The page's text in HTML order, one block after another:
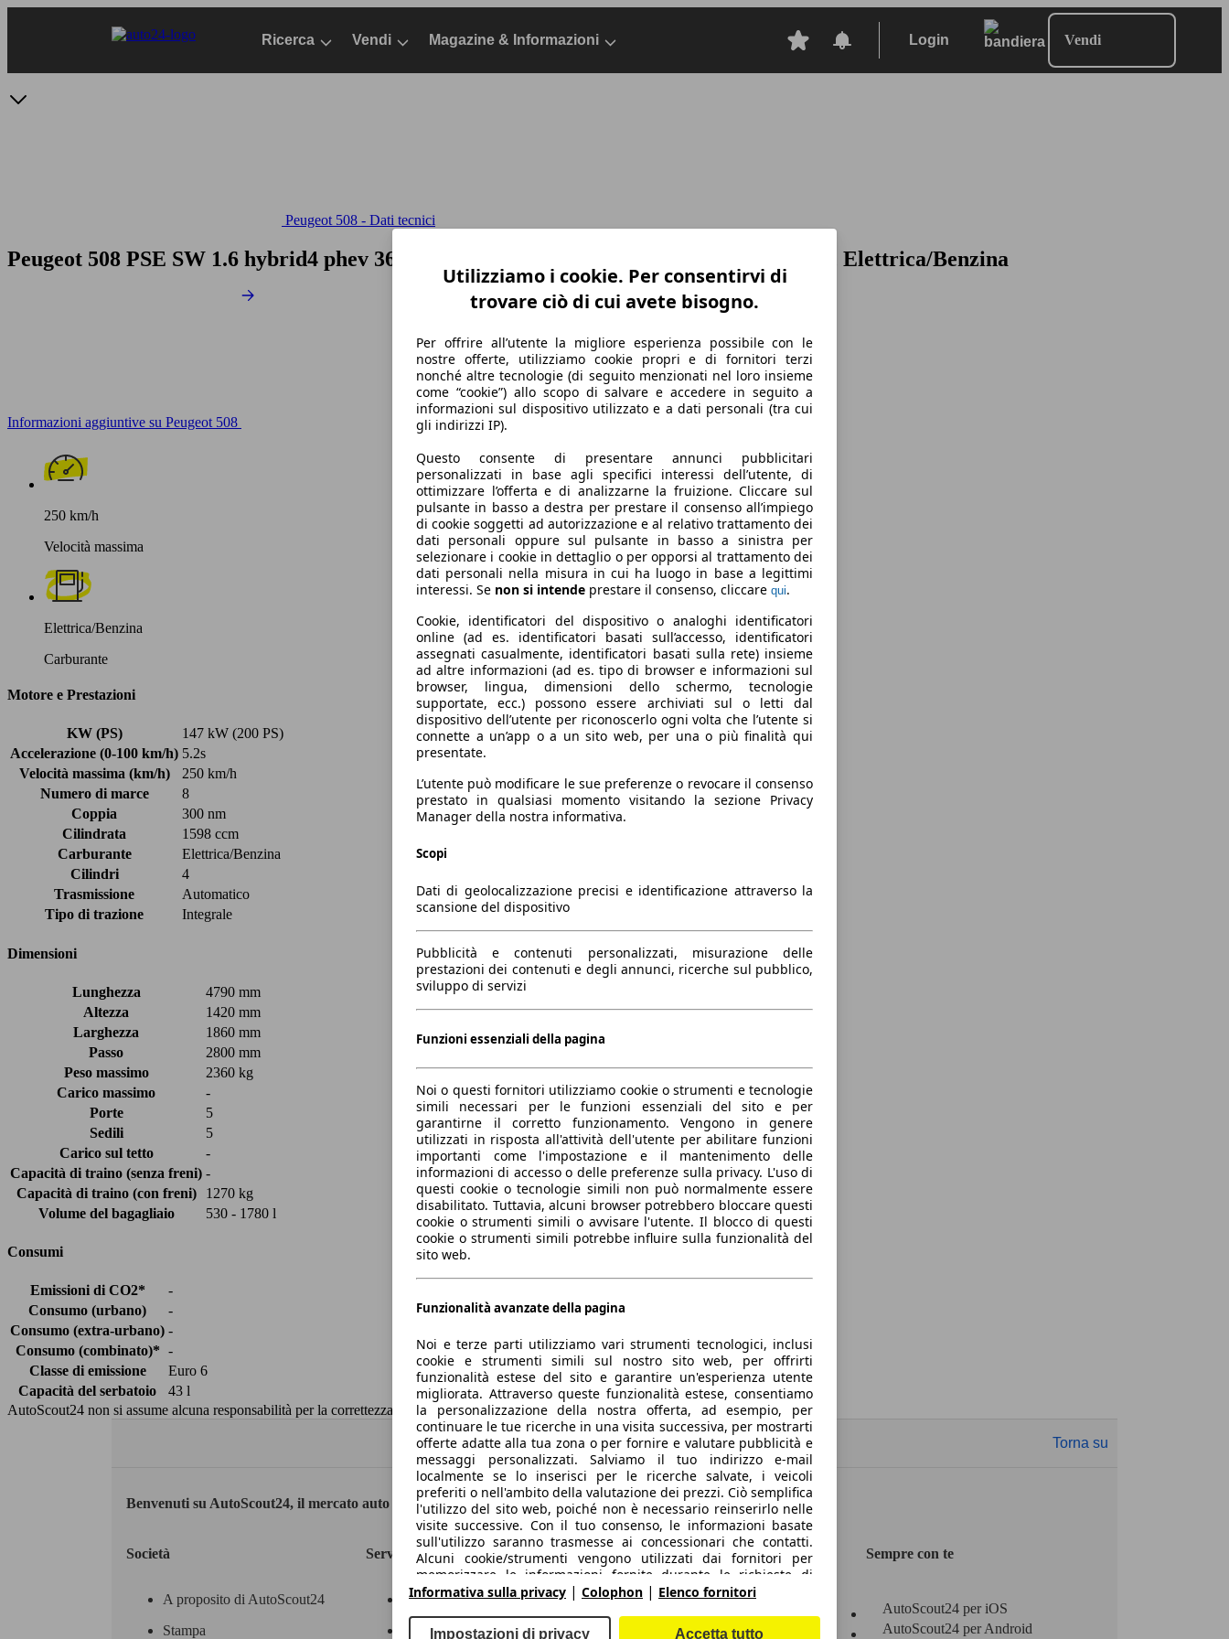
Ricerca Vendi Magazine & Informazioni Login Vendi
Peugeot 508 - Dati tecnici
Peugeot 508 PSE SW 1.6 hybrid4 phev 360cv e-eat8 II PSE SW, Dal 2021, Station wagon, Elettrica/Benzina
Informazioni aggiuntive su Peugeot 508
250 km/h
Velocità massima
Elettrica/Benzina
Carburante
Motore e Prestazioni
KW (PS)
147 kW (200 PS)
Accelerazione (0-100 km/h) 5.2s
Velocità massima (km/h)
250 km/h
Numero di marce
8
Coppia
300 nm
Cilindrata
1598 ccm
Carburante
Elettrica/Benzina
Cilindri
4
Trasmissione
Automatico
Tipo di trazione
Integrale
Dimensioni
Lunghezza
4790 mm
Altezza
1420 mm
Larghezza
1860 mm
Passo
2800 mm
Peso massimo
2360 kg
Carico massimo
-
Porte
5
Sedili
5
Carico sul tetto
-
Capacità di traino (senza freni) -
Capacità di traino (con freni)
1270 kg
Volume del bagagliaio
530 - 1780 l
Consumi
Emissioni di CO2*
-
Consumo (urbano)
-
Consumo (extra-urbano) -
Consumo (combinato)* -
Classe di emissione
Euro 6
Capacità del serbatoio
43 l
AutoScout24 non si assume alcuna responsabilità per la correttezza dei dati.
Torna su
Benvenuti su AutoScout24, il mercato auto europeo.
Società
A proposito di AutoScout24
Stampa
Servizi
Contatti
Marche e modelli
Area rivenditori
Servizi per i dealer
Sempre con te
AutoScout24 per iOS
AutoScout24 per Android
Utilizziamo i cookie. Per consentirvi di
trovare ciò di cui avete bisogno.
Per offrire all’utente la migliore esperienza possibile con le
nostre offerte, utilizziamo cookie propri e di fornitori terzi
nonché altre tecnologie (di seguito menzionati nel loro insieme
come “cookie”) allo scopo di salvare e accedere in seguito a
informazioni sul dispositivo utilizzato e a dati personali (tra cui
gli indirizzi IP).
Questo consente di presentare annunci pubblicitari
personalizzati in base agli specifici interessi dell’utente, di
ottimizzare l’offerta e di analizzarne la fruizione. Cliccare sul
pulsante in basso a destra per prestare il consenso all’impiego
di cookie soggetti ad autorizzazione e al relativo trattamento dei
dati personali oppure sul pulsante in basso a sinistra per
selezionare i cookie in dettaglio o per opporsi al trattamento dei
dati personali nella misura in cui ha luogo in base a legittimi
interessi. Se non si intende prestare il consenso, cliccare qui.
Cookie, identificatori del dispositivo o analoghi identificatori
online (ad es. identificatori basati sull’accesso, identificatori
assegnati casualmente, identificatori basati sulla rete) insieme
ad altre informazioni (ad es. tipo di browser e informazioni sul
browser, lingua, dimensioni dello schermo, tecnologie
supportate, ecc.) possono essere archiviati sul o letti dal
dispositivo dell’utente per riconoscerlo ogni volta che l’utente si
connette a un’app o a un sito web, per una o più finalità qui
presentate.
L’utente può modificare le sue preferenze o revocare il consenso
prestato in qualsiasi momento visitando la sezione Privacy
Manager della nostra informativa.
Scopi
Dati di geolocalizzazione precisi e identificazione attraverso la
scansione del dispositivo
Pubblicità e contenuti personalizzati, misurazione delle
prestazioni dei contenuti e degli annunci, ricerche sul pubblico,
sviluppo di servizi
Funzioni essenziali della pagina
Noi o questi fornitori utilizziamo cookie o strumenti e tecnologie
simili necessari per le funzioni essenziali del sito e per
garantirne il corretto funzionamento. Vengono in genere
utilizzati in risposta all'attività dell'utente per abilitare funzioni
importanti come l'impostazione e il mantenimento delle
informazioni di accesso o delle preferenze sulla privacy. L'uso di
questi cookie o tecnologie simili non può normalmente essere
disabilitato. Tuttavia, alcuni browser potrebbero bloccare questi
cookie o strumenti simili o avvisare l'utente. Il blocco di questi
cookie o strumenti simili potrebbe influire sulla funzionalità del
sito web.
Funzionalità avanzate della pagina
Noi e terze parti utilizziamo vari strumenti tecnologici, inclusi
cookie e strumenti simili sul nostro sito web, per offrirti
funzionalità estese del sito e garantire un'esperienza utente
migliorata. Attraverso queste funzionalità estese, consentiamo
la personalizzazione della nostra offerta, ad esempio, per
continuare le tue ricerche in una visita successiva, per mostrarti
offerte adatte alla tua zona o per fornire e valutare pubblicità e
messaggi personalizzati. Salviamo il tuo indirizzo e-mail
localmente se lo inserisci per le ricerche salvate, i veicoli
preferiti o nell'ambito della valutazione dei prezzi. Ciò semplifica
l'utilizzo del sito web, poiché non è necessario reinserirlo nelle
visite successive. Con il tuo consenso, le informazioni basate
sull'utilizzo saranno trasmesse ai concessionari che contatti.
Alcuni cookie/strumenti vengono utilizzati dai fornitori per
memorizzare le informazioni fornite durante le richieste di
finanziamento per 30 giorni e per riutilizzarle automaticamente
finanziamento. Senza l'utilizzo di tali cookie/strumenti, tali
Informativa sulla privacy | Colophon | Elenco fornitori
Impostazioni di privacy Accetta tutto